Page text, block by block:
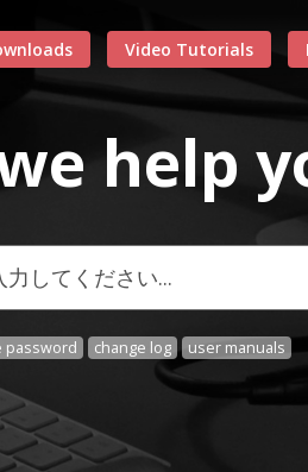
Video Tutorials
help
password change log user manuals